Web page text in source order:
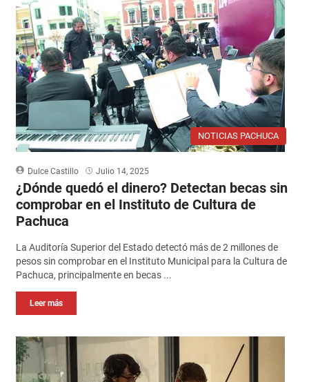
NOTICIAS PACHUCA
Dulce Castillo Julio 14, 2025
¿Dónde quedó el dinero? Detectan becas sin
comprobar en el Instituto de Cultura de
Pachuca
La Auditoría Superior del Estado detectó más de 2 millones de
pesos sin comprobar en el Instituto Municipal para la Cultura de
Pachuca, principalmente en becas ...
Leer más